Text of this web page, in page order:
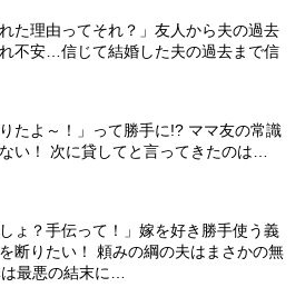
れた理由ってそれ？」友人から夫の過去
不安…信じて結婚した夫の過去まで信
りたよ～！」って勝手に!? ママ友の常識
い！ 次に貸してと言ってきたのは…
しょ？手伝って！」嫁を好き勝手使う義
断りたい！ 頼みの綱の夫はまさかの無
最悪の結末に…